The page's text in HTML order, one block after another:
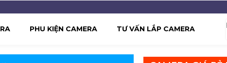
PHU KIỆN CAMERA TƯ VẤN LẮP CAMERA